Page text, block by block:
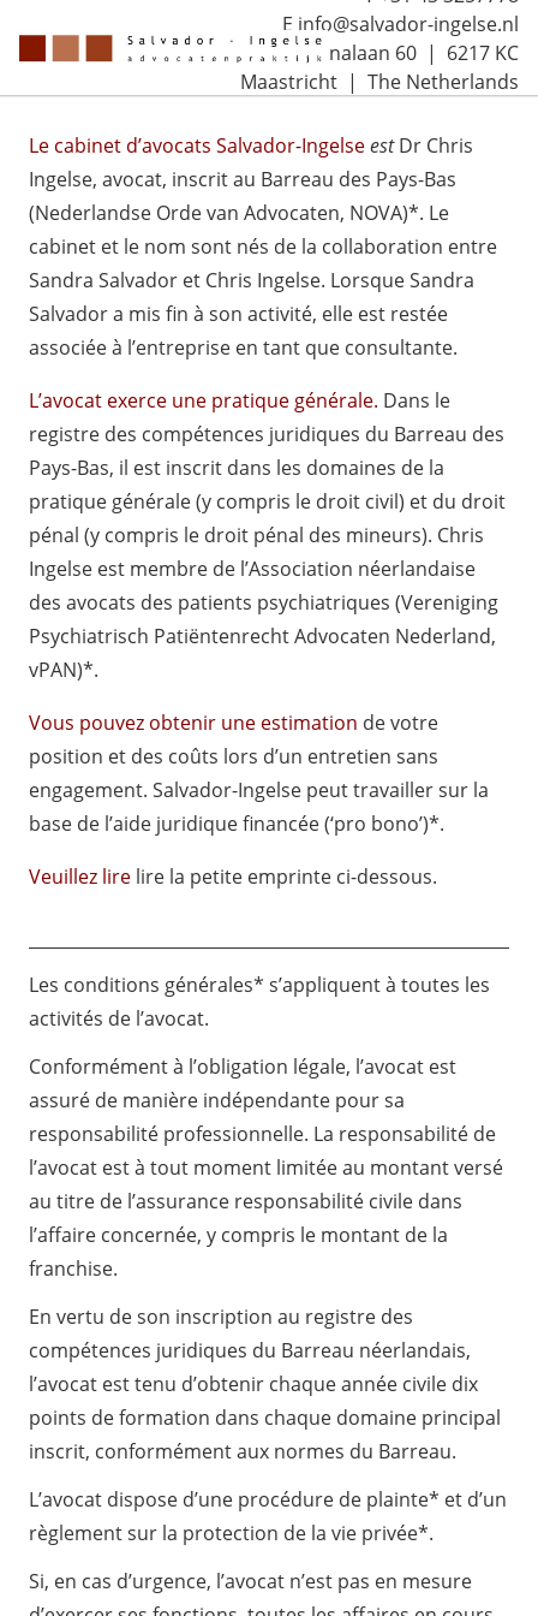
E info@salvador-ingelse.nl
Sint Annalaan 60 | 6217 KC
Maastricht | The Netherlands
Le cabinet d’avocats Salvador-IngelseestDr Chris
Ingelse, avocat, inscrit au Barreau des Pays-Bas
(Nederlandse Orde van Advocaten, NOVA)*. Le
cabinet et le nom sont nés de la collaboration entre
Sandra Salvador et Chris Ingelse. Lorsque Sandra
Salvador a mis fin à son activité, elle est restée
associée à l’entreprise en tant que consultante.
L’avocat exerce une pratique générale. Dans le
registre des compétences juridiques du Barreau des
Pays-Bas, il est inscrit dans les domaines de la
pratique générale (y compris le droit civil) et du droit
pénal (y compris le droit pénal des mineurs). Chris
Ingelse est membre de l’Association néerlandaise
des avocats des patients psychiatriques (Vereniging
Psychiatrisch Patiëntenrecht Advocaten Nederland,
vPAN)*.
Vous pouvez obtenir une estimation de votre
position et des coûts lors d’un entretien sans
engagement. Salvador-Ingelse peut travailler sur la
base de l’aide juridique financée (‘pro bono’)*.
Veuillez lire lire la petite emprinte ci-dessous.
Les conditions générales* s’appliquent à toutes les
activités de l’avocat.
Conformément à l’obligation légale, l’avocat est
assuré de manière indépendante pour sa
responsabilité professionnelle. La responsabilité de
l’avocat est à tout moment limitée au montant versé
au titre de l’assurance responsabilité civile dans
l’affaire concernée, y compris le montant de la
franchise.
En vertu de son inscription au registre des
compétences juridiques du Barreau néerlandais,
l’avocat est tenu d’obtenir chaque année civile dix
points de formation dans chaque domaine principal
inscrit, conformément aux normes du Barreau.
L’avocat dispose d’une procédure de plainte* et d’un
règlement sur la protection de la vie privée*.
Si, en cas d’urgence, l’avocat n’est pas en mesure